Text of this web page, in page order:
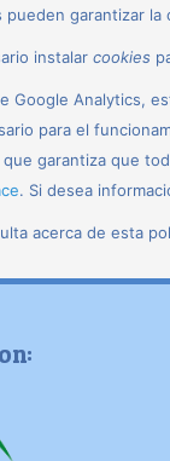
garantizar
instalarcookies
Google Analytics,
para el
garantiza que
. Si desea
acerca de esta